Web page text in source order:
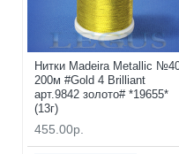
Нитки Madeira Metallic
200м #Gold 4 Brilliant
арт.9842 золото# *19655*
(13г)
455.00р.